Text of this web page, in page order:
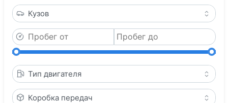
Кузов
Тип двигателя
Коробка передач